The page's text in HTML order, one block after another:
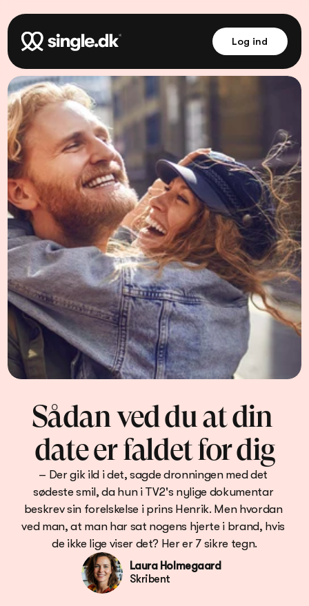
Log ind
Sådan ved du at din
date er faldet for dig
– Der gik ild i det, sagde dronningen med det
sødeste smil, da hun i TV2's nylige dokumentar
beskrev sin forelskelse i prins Henrik. Men hvordan
ved man, at man har sat nogens hjerte i brand, hvis
de ikke lige viser det? Her er 7 sikre tegn.
Laura Holmegaard
Skribent